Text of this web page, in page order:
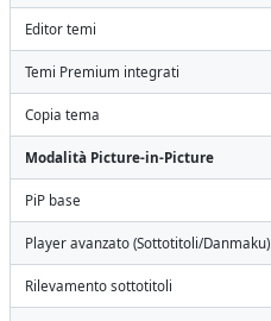
Editor temi
Temi Premium integrati
Copia tema
Modalità Picture-in-Picture
PiP base
Player avanzato (Sottotitoli/Danmaku)
Rilevamento sottotitoli